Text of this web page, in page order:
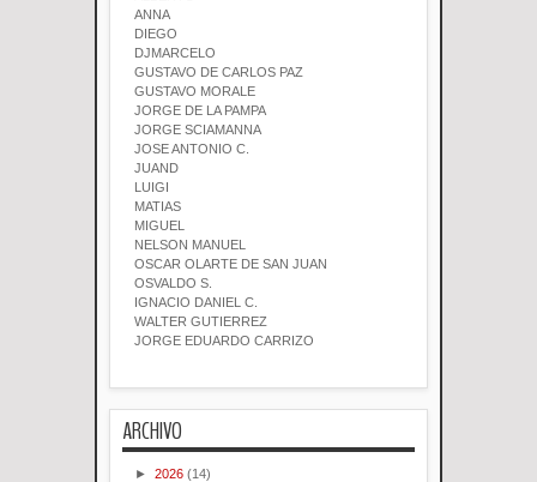
ANNA
DIEGO
DJMARCELO
GUSTAVO DE CARLOS PAZ
GUSTAVO MORALE
JORGE DE LA PAMPA
JORGE SCIAMANNA
JOSE ANTONIO C.
JUAND
LUIGI
MATIAS
MIGUEL
NELSON MANUEL
OSCAR OLARTE DE SAN JUAN
OSVALDO S.
IGNACIO DANIEL C.
WALTER GUTIERREZ
JORGE EDUARDO CARRIZO
ARCHIVO
► 2026 (14)